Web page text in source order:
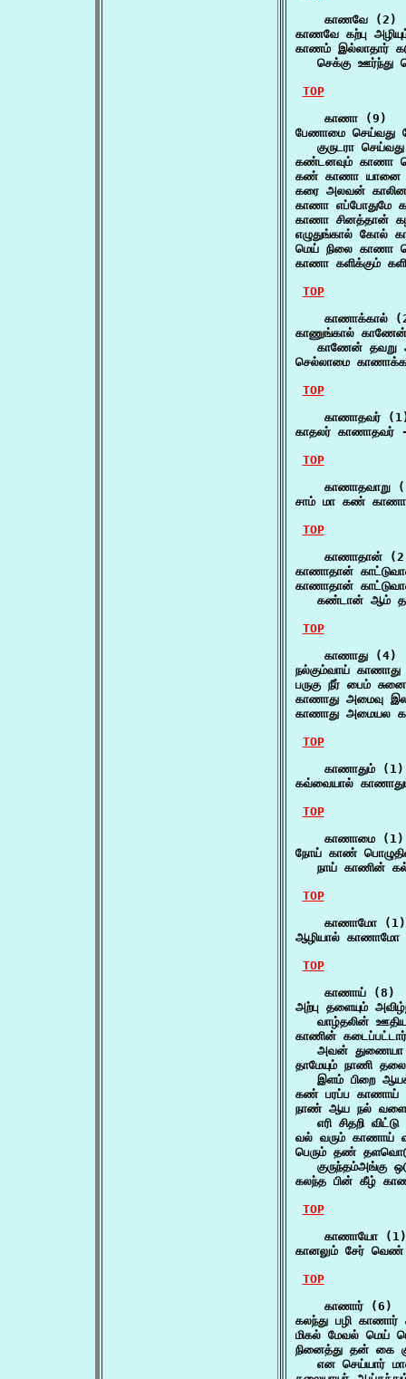
    காணவே (2)
காணவே கற்பு
காணம் இல்லாதார்
செக்கு ஊர்ந்து
TOP
    காணா (9)
பேணாமை செய்வது
குருடரா
கண்டனவும் காணா
கண் காணா யானை
கரை அலவன்
காணா
காணா சினத்தான்
எழுதுங்கால்
மெய் நிலை காணா
காணா களிக்கும்
TOP
காணாக்கால்
காணுங்கால்
காணேன் தவறு
செல்லாமை
TOP
காணாதவர்
காதலர் காணாதவர்
TOP
காணாதவாறு
சாம் மா கண்
TOP
காணாதான்
காணாதான்
காணாதான்
கண்டான் ஆம்
TOP
    காணாது (4)
நல்கும்வாய்
பருகு நீர் பைம்
காணாது அமைவு
காணாது அமையல
TOP
    காணாதும் (1)
கவ்வையால்
TOP
    காணாமை (1)
நோய் காண்
நாய் காணின்
TOP
    காணாமோ (1)
ஆழியால்
TOP
    காணாய் (8)
அற்பு தளையும்
வாழ்தலின்
காணின்
அவன் துணையா
தாமேயும் நாணி
இளம் பிறை
கண் பரப்ப காணாய்
நாண் ஆய நல்
எரி சிதறி
வல் வரும் காணாய்
பெரும் தண்
குருந்தம்அங்கு
கலந்த பின் கீழ்
TOP
    காணாயோ (1)
கானலும் சேர்
TOP
    காணார் (6)
கலந்து பழி
மிகல் மேவல் மெய்
நினைத்து தன் கை
என செய்யார்